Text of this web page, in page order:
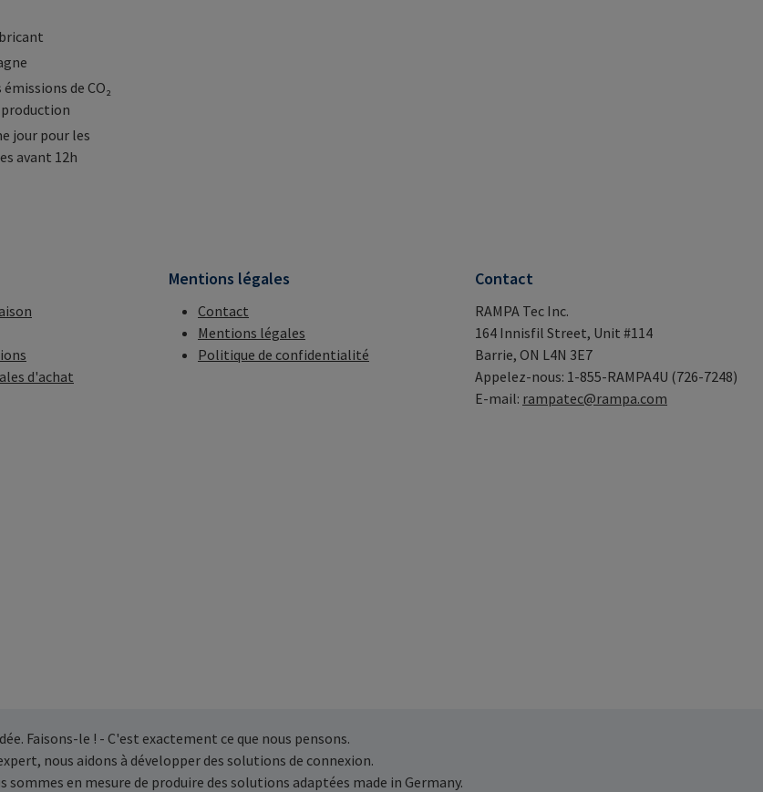
de CO₂
jour pour les
avant 12h
d'achat
Mentions légales
Contact
Mentions légales
Politique de confidentialité
Contact
RAMPA Tec Inc.
164 Innisfil Street, Unit #114
Barrie, ON L4N 3E7
Appelez-nous: 1-855-RAMPA4U (726-7248)
E-mail: rampatec@rampa.com
Faisons-le ! - C'est exactement ce que nous pensons.
nous aidons à développer des solutions de connexion.
en mesure de produire des solutions adaptées made in Germany.